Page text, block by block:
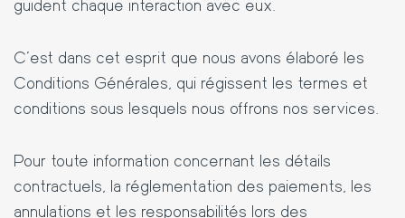
guident chaque interaction avec eux.
C'est dans cet esprit que nous avons élaboré les
Conditions Générales, qui régissent les termes et
conditions sous lesquels nous offrons nos services.
Pour toute information concernant les détails
contractuels, la réglementation des paiements, les
annulations et les responsabilités lors des